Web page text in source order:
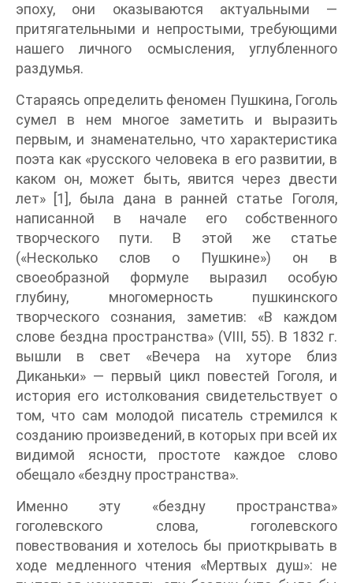
эпоху, они оказываются актуальными —
притягательными и непростыми, требующими
нашего личного осмысления, углубленного
раздумья.
Стараясь определить феномен Пушкина, Гоголь
сумел в нем многое заметить и выразить
первым, и знаменательно, что характеристика
поэта как «русского человека в его развитии, в
каком он, может быть, явится через двести
лет» [1], была дана в ранней статье Гоголя,
написанной в начале его собственного
творческого пути. В этой же статье
(«Несколько слов о Пушкине») он в
своеобразной формуле выразил особую
глубину, многомерность пушкинского
творческого сознания, заметив: «В каждом
слове бездна пространства» (VIII, 55). В 1832 г.
вышли в свет «Вечера на хуторе близ
Диканьки» — первый цикл повестей Гоголя, и
история его истолкования свидетельствует о
том, что сам молодой писатель стремился к
созданию произведений, в которых при всей их
видимой ясности, простоте каждое слово
обещало «бездну пространства».
Именно эту «бездну пространства»
гоголевского слова, гоголевского
повествования и хотелось бы приоткрывать в
ходе медленного чтения «Мертвых душ»: не